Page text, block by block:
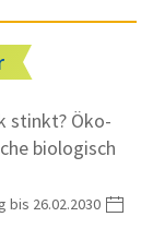
stinkt? Öko-
biologisch
bis 26.02.2030